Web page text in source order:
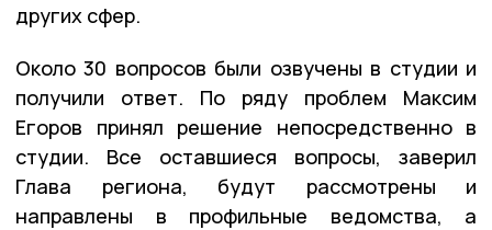
других сфер.
Около 30 вопросов были озвучены в студии и
получили ответ. По ряду проблем Максим
Егоров принял решение непосредственно в
студии. Все оставшиеся вопросы, заверил
Глава региона, будут рассмотрены и
направлены в профильные ведомства, а